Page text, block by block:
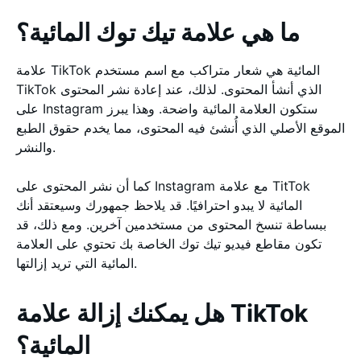
ما هي علامة تيك توك المائية؟
علامة TikTok المائية هي شعار متراكب مع اسم مستخدم
TikTok الذي أنشأ المحتوى. لذلك، عند إعادة نشر المحتوى
على Instagram ستكون العلامة المائية واضحة. وهذا يبرز
الموقع الأصلي الذي أُنشئ فيه المحتوى، مما يخدم حقوق الطبع
والنشر.
كما أن نشر المحتوى على Instagram مع علامة TitTok
المائية لا يبدو احترافيًا. قد يلاحظ جمهورك وسيعتقد أنك
ببساطة تنسخ المحتوى من مستخدمين آخرين. ومع ذلك، قد
تكون مقاطع فيديو تيك توك الخاصة بك تحتوي على العلامة
المائية التي تريد إزالتها.
هل يمكنك إزالة علامة TikTok
المائية؟